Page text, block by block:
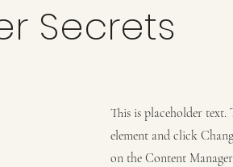
Secrets
This is placeholder
element and click
on the Content